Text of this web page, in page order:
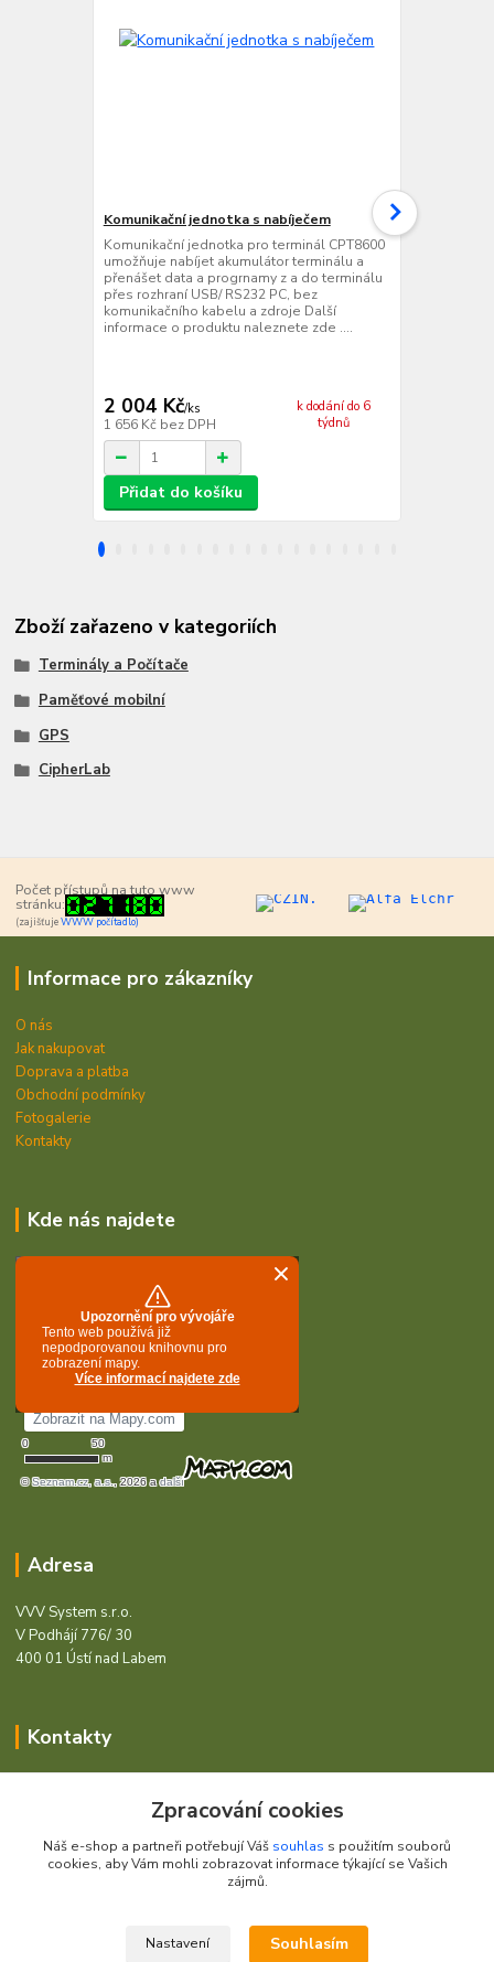
Komunikační jednotka s nabíječem
Komunikační jednotka pro terminál CPT8600
umožňuje nabíjet akumulátor terminálu a
přenášet data a progrnamy z a do terminálu
přes rozhraní USB/ RS232 PC, bez
komunikačního kabelu a zdroje Další
informace o produktu naleznete zde ....
2 004 Kč/ks
1 656 Kč bez DPH
k dodání do 6
týdnů
Přidat do košíku
Dvojitá
Zboží zařazeno v kategoriích
Terminály a Počítače
Paměťové mobilní
GPS
CipherLab
Počet přístupů na tuto www
stránku:
(zajišťujeWWW počítadlo)
Informace pro zákazníky
O nás
Jak nakupovat
Doprava a platba
Obchodní podmínky
Fotogalerie
Kontakty
Kde nás najdete
Adresa
VVV System s.r.o.
V Podhájí 776/ 30
400 01 Ústí nad Labem
Kontakty
+420 472744350
Po - Pá 8:00 - 15:00
Zpracování cookies
Náš e-shop a partneři potřebují Váš souhlas s použitím souborů
cookies, aby Vám mohli zobrazovat informace týkající se Vašich
zájmů.
Nastavení Souhlasím